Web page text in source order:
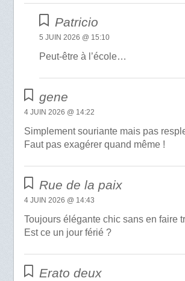
Patricio
5 JUIN 2026 @ 15:10
Peut-être à l’école…
gene
4 JUIN 2026 @ 14:22
Simplement souriante mais pas
Faut pas exagérer quand même !
Rue de la paix
4 JUIN 2026 @ 14:43
Toujours élégante chic sans en faire
Est ce un jour férié ?
Erato deux